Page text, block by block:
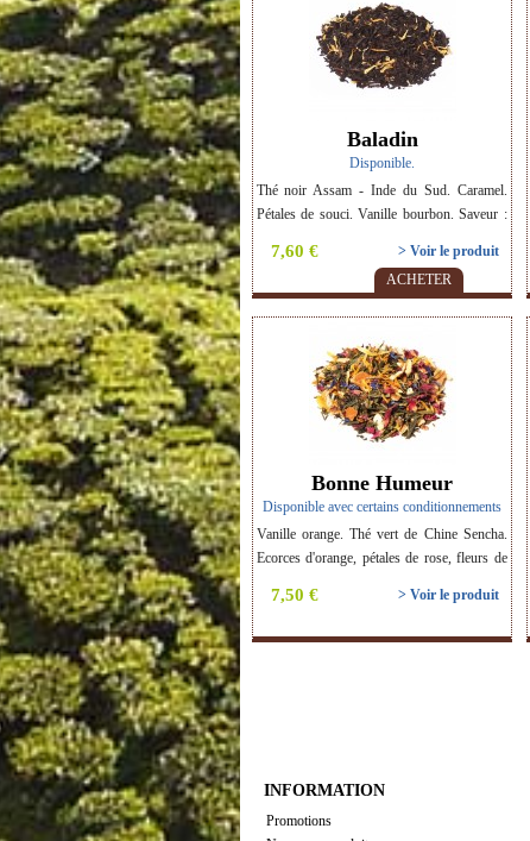
Baladin
Disponible.
Thé noir Assam - Inde du Sud. Caramel.
Pétales de souci. Vanille bourbon. Saveur :
7,60 €
> Voir le produit
ACHETER
Bonne Humeur
Disponible avec certains conditionnements
Vanille orange. Thé vert de Chine Sencha.
Ecorces d'orange, pétales de rose, fleurs de
Thé BIO.
7,50 € > Voir le produit
INFORMATION
Promotions